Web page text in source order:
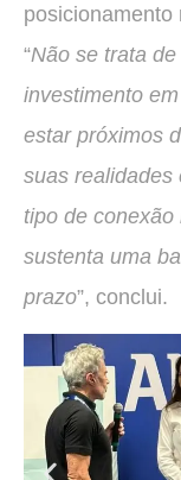
posicionamento
“Não se trata
investimento
estar próximos
suas realidades
tipo de
sustenta uma
prazo”, conclui.